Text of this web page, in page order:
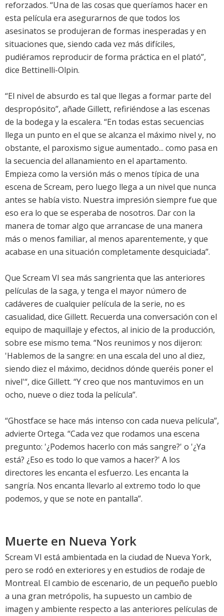
reforzados. “Una de las cosas que queríamos hacer en
esta película era asegurarnos de que todos los
asesinatos se produjeran de formas inesperadas y en
situaciones que, siendo cada vez más difíciles,
pudiéramos reproducir de forma práctica en el plató”,
dice Bettinelli-Olpin.
“El nivel de absurdo es tal que llegas a formar parte del
despropósito”, añade Gillett, refiriéndose a las escenas
de la bodega y la escalera. “En todas estas secuencias
llega un punto en el que se alcanza el máximo nivel y, no
obstante, el paroxismo sigue aumentado... como pasa en
la secuencia del allanamiento en el apartamento.
Empieza como la versión más o menos típica de una
escena de Scream, pero luego llega a un nivel que nunca
antes se había visto. Nuestra impresión siempre fue que
eso era lo que se esperaba de nosotros. Dar con la
manera de tomar algo que arrancase de una manera
más o menos familiar, al menos aparentemente, y que
acabase en una situación completamente desquiciada”.
Que Scream VI sea más sangrienta que las anteriores
películas de la saga, y tenga el mayor número de
cadáveres de cualquier película de la serie, no es
casualidad, dice Gillett. Recuerda una conversación con el
equipo de maquillaje y efectos, al inicio de la producción,
sobre ese mismo tema. “Nos reunimos y nos dijeron:
'Hablemos de la sangre: en una escala del uno al diez,
siendo diez el máximo, decidnos dónde queréis poner el
nivel'“, dice Gillett. “Y creo que nos mantuvimos en un
ocho, nueve o diez toda la película”.
“Ghostface se hace más intenso con cada nueva película”,
advierte Ortega. “Cada vez que rodamos una escena
pregunto: '¿Podemos hacerlo con más sangre?' o '¿Ya
está? ¿Eso es todo lo que vamos a hacer?' A los
directores les encanta el esfuerzo. Les encanta la
sangría. Nos encanta llevarlo al extremo todo lo que
podemos, y que se note en pantalla”.
Muerte en Nueva York
Scream VI está ambientada en la ciudad de Nueva York,
pero se rodó en exteriores y en estudios de rodaje de
Montreal. El cambio de escenario, de un pequeño pueblo
a una gran metrópolis, ha supuesto un cambio de
imagen y ambiente respecto a las anteriores películas de